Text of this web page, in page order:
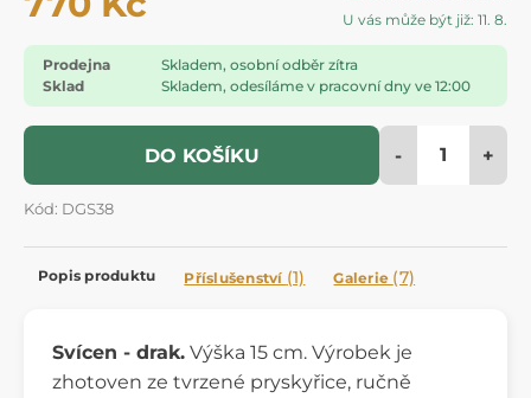
U vás může být již: 11. 8.
Prodejna
Skladem, osobní odběr zítra
Sklad
Skladem, odesíláme v pracovní dny ve 12:00
DO KOŠÍKU - +
Kód: DGS38
Popis produktu Příslušenství (1) Galerie (7)
Svícen - drak. Výška 15 cm. Výrobek je
zhotoven ze tvrzené pryskyřice, ručně